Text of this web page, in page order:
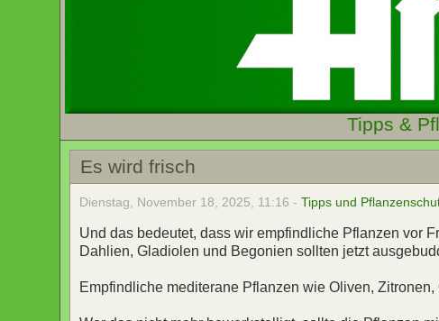
Tipps &
Es wird frisch
Dienstag, November 18, 2025, 11:16 -Tipps und
Und das bedeutet, dass wir empfindliche Pflanzen vor
Dahlien, Gladiolen und Begonien sollten jetzt
Empfindliche mediterane Pflanzen wie Oliven,